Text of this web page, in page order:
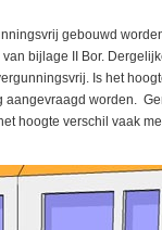
gebouwd
bijlage II Bor.
Is het
worden.
hoogte verschil vaak